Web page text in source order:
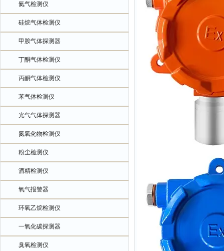
氦气检测仪
硅烷气体检测仪
甲胺气体探测器
丁酮气体检测仪
丙酮气体检测仪
苯气体检测仪
光气气体探测器
氮氧化物检测仪
粉尘检测仪
酒精检测仪
氧气报警器
环氧乙烷检测仪
一氧化碳探测器
臭氧检测仪